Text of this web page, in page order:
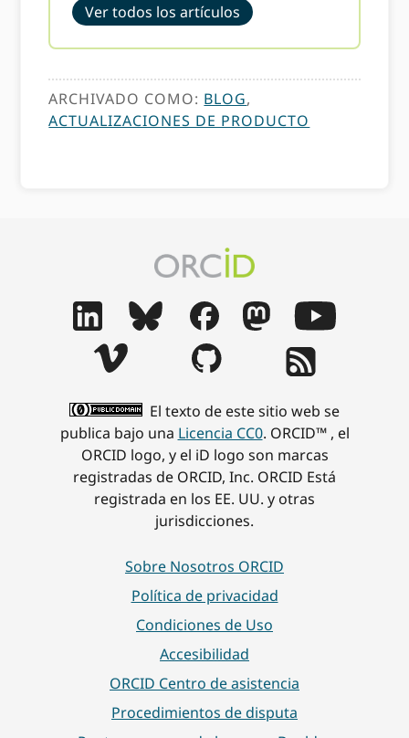
Ver todos los artículos
ARCHIVADO COMO: BLOG,
ACTUALIZACIONES DE PRODUCTO
El texto de este sitio web se
publica bajo una Licencia CC0. ORCID™ , el
ORCID logo, y el iD logo son marcas
registradas de ORCID, Inc. ORCID Está
registrada en los EE. UU. y otras
jurisdicciones.
Sobre Nosotros ORCID
Política de privacidad
Condiciones de Uso
Accesibilidad
ORCID Centro de asistencia
Procedimientos de disputa